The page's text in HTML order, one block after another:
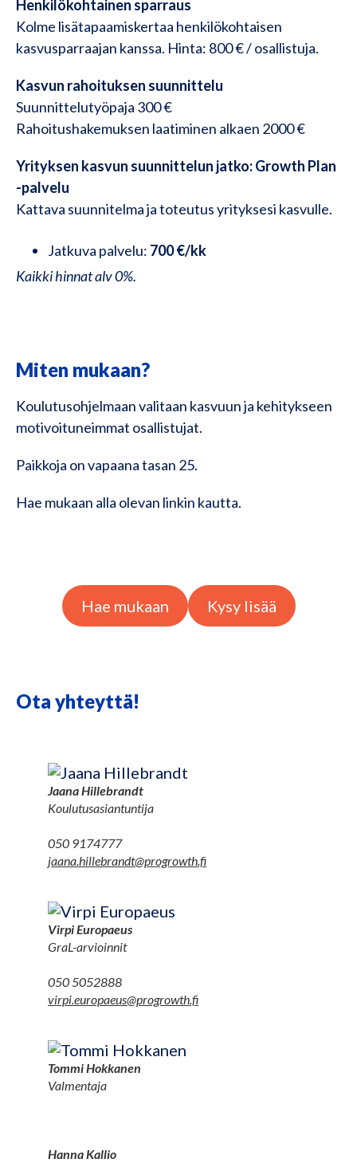
Henkilökohtainen sparraus
Kolme lisätapaamiskertaa henkilökohtaisen
kasvusparraajan kanssa. Hinta: 800 € / osallistuja.
Kasvun rahoituksen suunnittelu
Suunnittelutyöpaja 300 €
Rahoitushakemuksen laatiminen alkaen 2000 €
Yrityksen kasvun suunnittelun jatko: Growth Plan
-palvelu
Kattava suunnitelma ja toteutus yrityksesi kasvulle.
Jatkuva palvelu: 700 €/kk
Kaikki hinnat alv 0%.
Miten mukaan?
Koulutusohjelmaan valitaan kasvuun ja kehitykseen
motivoituneimmat osallistujat.
Paikkoja on vapaana tasan 25.
Hae mukaan alla olevan linkin kautta.
Hae mukaan Kysy lisää
Ota yhteyttä!
Jaana Hillebrandt
Koulutusasiantuntija
050 9174777
jaana.hillebrandt@progrowth.fi
Virpi Europaeus
GraL-arvioinnit
050 5052888
virpi.europaeus@progrowth.fi
Tommi Hokkanen
Valmentaja
Hanna Kallio